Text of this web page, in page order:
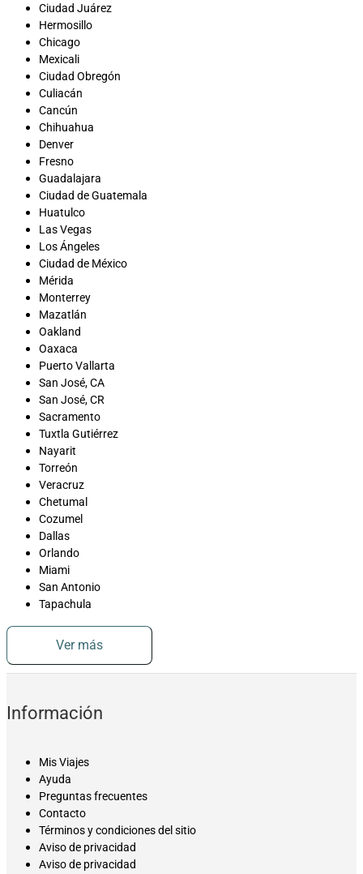
Ciudad Juárez
Hermosillo
Chicago
Mexicali
Ciudad Obregón
Culiacán
Cancún
Chihuahua
Denver
Fresno
Guadalajara
Ciudad de Guatemala
Huatulco
Las Vegas
Los Ángeles
Ciudad de México
Mérida
Monterrey
Mazatlán
Oakland
Oaxaca
Puerto Vallarta
San José, CA
San José, CR
Sacramento
Tuxtla Gutiérrez
Nayarit
Torreón
Veracruz
Chetumal
Cozumel
Dallas
Orlando
Miami
San Antonio
Tapachula
Ver más
Información
Mis Viajes
Ayuda
Preguntas frecuentes
Contacto
Términos y condiciones del sitio
Aviso de privacidad
Aviso de privacidad